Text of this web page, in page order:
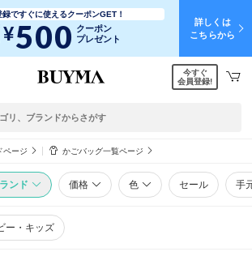
ですぐに使えるクーポンGET！
¥500 クーポン
プレゼント
詳しくは
こちらから
今すぐ
会員登録!
ページ かごバッグ一覧ページ
ンド 価格 色 セール 手
ー・キッズ